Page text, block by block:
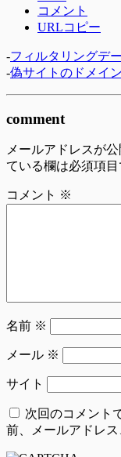
コメント
URLコピー
-フィルタリングデ
-偽サイトのドメイン
comment
メールアドレスが
ている欄は必須項目
コメント ※
名前 ※
メール ※
サイト
次回のコメント
前、メールアドレス